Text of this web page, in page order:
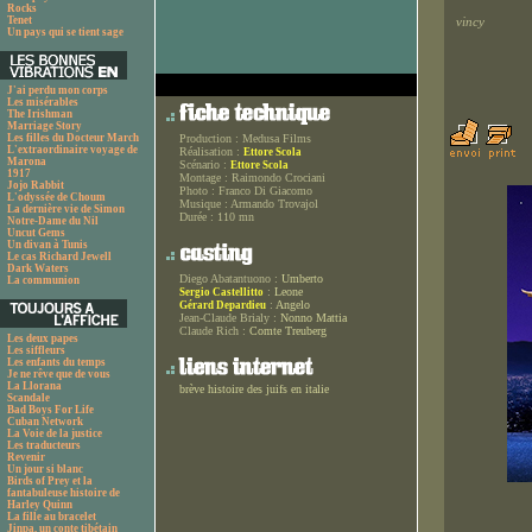
Rocks
Tenet
Un pays qui se tient sage
J'ai perdu mon corps
Les misérables
The Irishman
Marriage Story
Les filles du Docteur March
L'extraordinaire voyage de
Marona
1917
Jojo Rabbit
L'odyssée de Choum
La dernière vie de Simon
Notre-Dame du Nil
Uncut Gems
Un divan à Tunis
Le cas Richard Jewell
Dark Waters
La communion
Les deux papes
Les siffleurs
Les enfants du temps
Je ne rêve que de vous
La Llorana
Scandale
Bad Boys For Life
Cuban Network
La Voie de la justice
Les traducteurs
Revenir
Un jour si blanc
Birds of Prey et la
fantabuleuse histoire de
Harley Quinn
La fille au bracelet
Jinpa, un conte tibétain
Production : Medusa Films
Réalisation : Ettore Scola
Scénario : Ettore Scola
Montage : Raimondo Crociani
Photo : Franco Di Giacomo
Musique : Armando Trovajol
Durée : 110 mn
Diego Abatantuono : Umberto
Sergio Castellitto : Leone
Gérard Depardieu : Angelo
Jean-Claude Brialy : Nonno Mattia
Claude Rich : Comte Treuberg
brève histoire des juifs en italie
vincy